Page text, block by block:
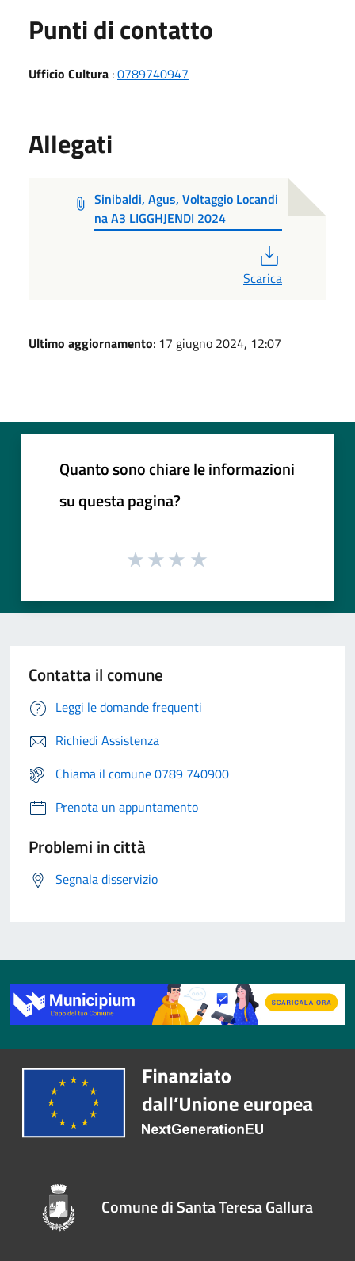
Punti di contatto
Ufficio Cultura :0789740947
Allegati
Sinibaldi, Agus, Voltaggio Locandi
na A3 LIGGHJENDI 2024
Scarica
Ultimo aggiornamento: 17 giugno 2024, 12:07
Quanto sono chiare le informazioni
su questa pagina?
Contatta il comune
Leggi le domande frequenti
Richiedi Assistenza
Chiama il comune 0789 740900
Prenota un appuntamento
Problemi in città
Segnala disservizio
Comune di Santa Teresa Gallura